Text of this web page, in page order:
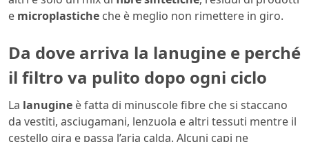
e microplastiche che è meglio non rimettere in giro.
Da dove arriva la lanugine e perché
il filtro va pulito dopo ogni ciclo
La lanugine è fatta di minuscole fibre che si staccano
da vestiti, asciugamani, lenzuola e altri tessuti mentre il
cestello gira e passa l’aria calda. Alcuni capi ne